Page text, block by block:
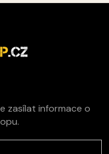
zasílat informace o